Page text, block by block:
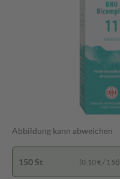
Abbildung kann abweichen
150 St (0,10 € / 1 St)